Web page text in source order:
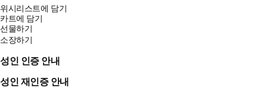
위시리스트에 담기
카트에 담기
선물하기
소장하기
성인 인증 안내
성인 재인증 안내